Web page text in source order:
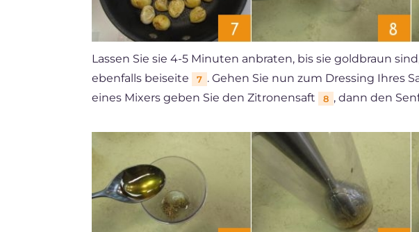
Lassen Sie sie 4-5 Minuten anbraten, bis sie goldbraun
ebenfalls beiseite
7 . Gehen Sie nun zum Dressing Ihres
eines Mixers geben Sie den Zitronensaft
8 , dann den